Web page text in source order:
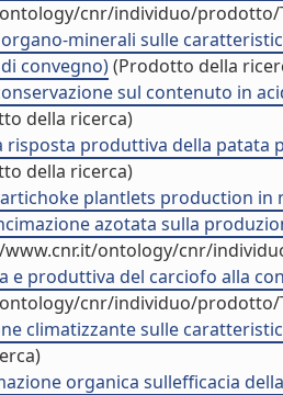
cnr/individuo/prodotto/
minerali sulle
convegno)(Prodotto della
sul contenuto in
della ricerca)
risposta produttiva della patata
della ricerca)
plantlets production in
azotata sulla
ontology/cnr/
e produttiva del carciofo alla
cnr/individuo/prodotto/
climatizzante sulle
organica sullefficacia